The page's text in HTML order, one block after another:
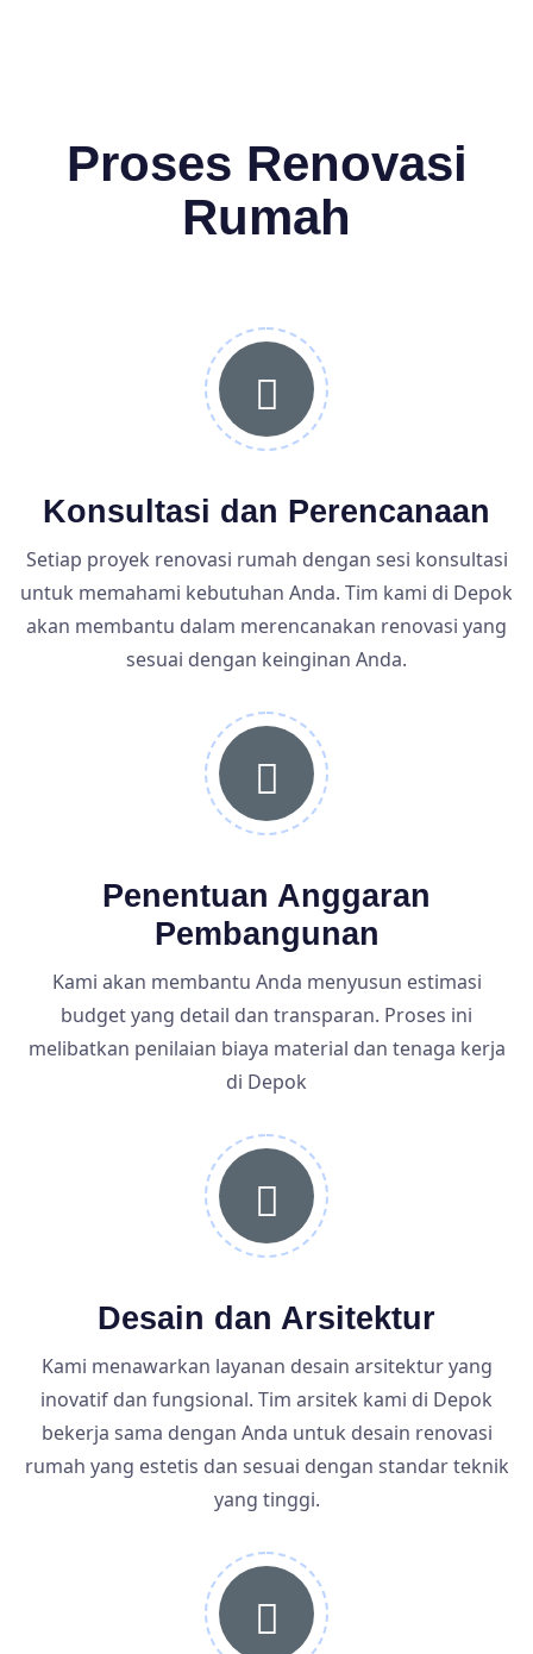
Proses Renovasi
Rumah
Konsultasi dan Perencanaan
Setiap proyek renovasi rumah dengan sesi konsultasi
untuk memahami kebutuhan Anda. Tim kami di Depok
akan membantu dalam merencanakan renovasi yang
sesuai dengan keinginan Anda.
Penentuan Anggaran
Pembangunan
Kami akan membantu Anda menyusun estimasi
budget yang detail dan transparan. Proses ini
melibatkan penilaian biaya material dan tenaga kerja
di Depok
Desain dan Arsitektur
Kami menawarkan layanan desain arsitektur yang
inovatif dan fungsional. Tim arsitek kami di Depok
bekerja sama dengan Anda untuk desain renovasi
rumah yang estetis dan sesuai dengan standar teknik
yang tinggi.